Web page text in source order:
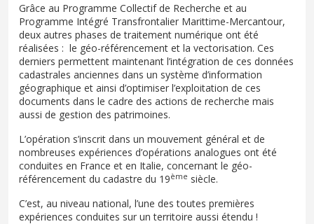
Grâce au Programme Collectif de Recherche et au
Programme Intégré Transfrontalier Marittime-Mercantour,
deux autres phases de traitement numérique ont été
réalisées : le géo-référencement et la vectorisation. Ces
derniers permettent maintenant l’intégration de ces données
cadastrales anciennes dans un système d’information
géographique et ainsi d’optimiser l’exploitation de ces
documents dans le cadre des actions de recherche mais
aussi de gestion des patrimoines.
L’opération s’inscrit dans un mouvement général et de
nombreuses expériences d’opérations analogues ont été
conduites en France et en Italie, concernant le géo-
référencement du cadastre du 19ème siècle.
C’est, au niveau national, l’une des toutes premières
expériences conduites sur un territoire aussi étendu !